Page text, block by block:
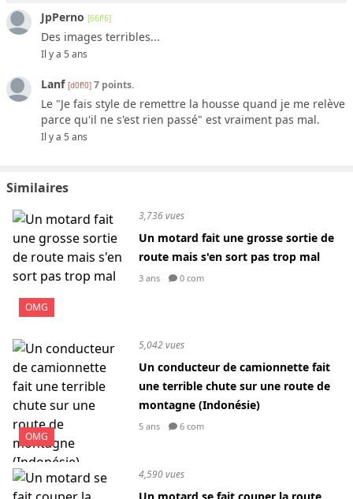
JpPerno [66f!6]
Des images terribles...
Il y a 5 ans
Lanf [d0f!0] 7 points.
Le "Je fais style de remettre la housse quand je me relève
parce qu'il ne s'est rien passé" est vraiment pas mal.
Il y a 5 ans
Similaires
OMG
3,736 vues
Un motard fait une grosse sortie de
route mais s'en sort pas trop mal
3 ans 0 com
OMG
5,042 vues
Un conducteur de camionnette fait
une terrible chute sur une route de
montagne (Indonésie)
5 ans 6 com
4,590 vues